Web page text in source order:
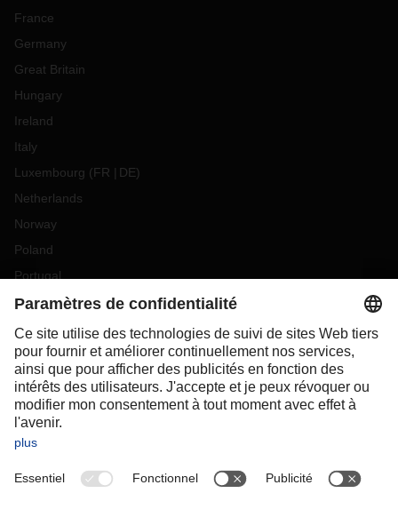
France
Germany
Great Britain
Hungary
Ireland
Italy
Luxembourg (FR DE)
Netherlands
Norway
Poland
Portugal
Romania
Slovakia
Spain
Sweden
Switzerland(DE FR)
Turkey
OCEANIA